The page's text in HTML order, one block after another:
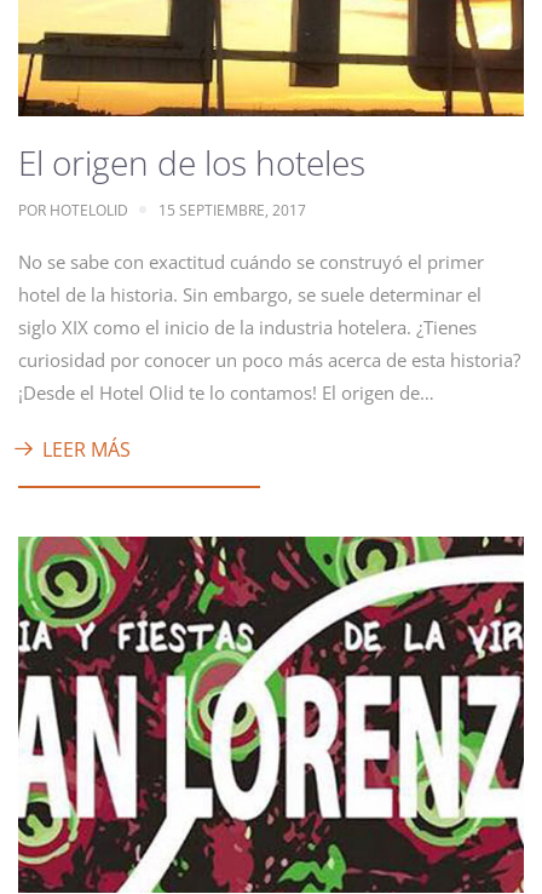
El origen de los hoteles
POR HOTELOLID 15 SEPTIEMBRE, 2017
No se sabe con exactitud cuándo se construyó el primer
hotel de la historia. Sin embargo, se suele determinar el
siglo XIX como el inicio de la industria hotelera. ¿Tienes
curiosidad por conocer un poco más acerca de esta historia?
¡Desde el Hotel Olid te lo contamos! El origen de…
LEER MÁS